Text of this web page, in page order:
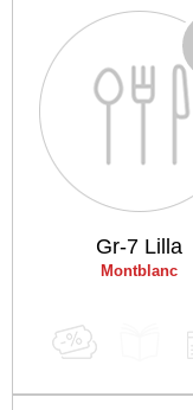
Gr-7 Lilla
Montblanc